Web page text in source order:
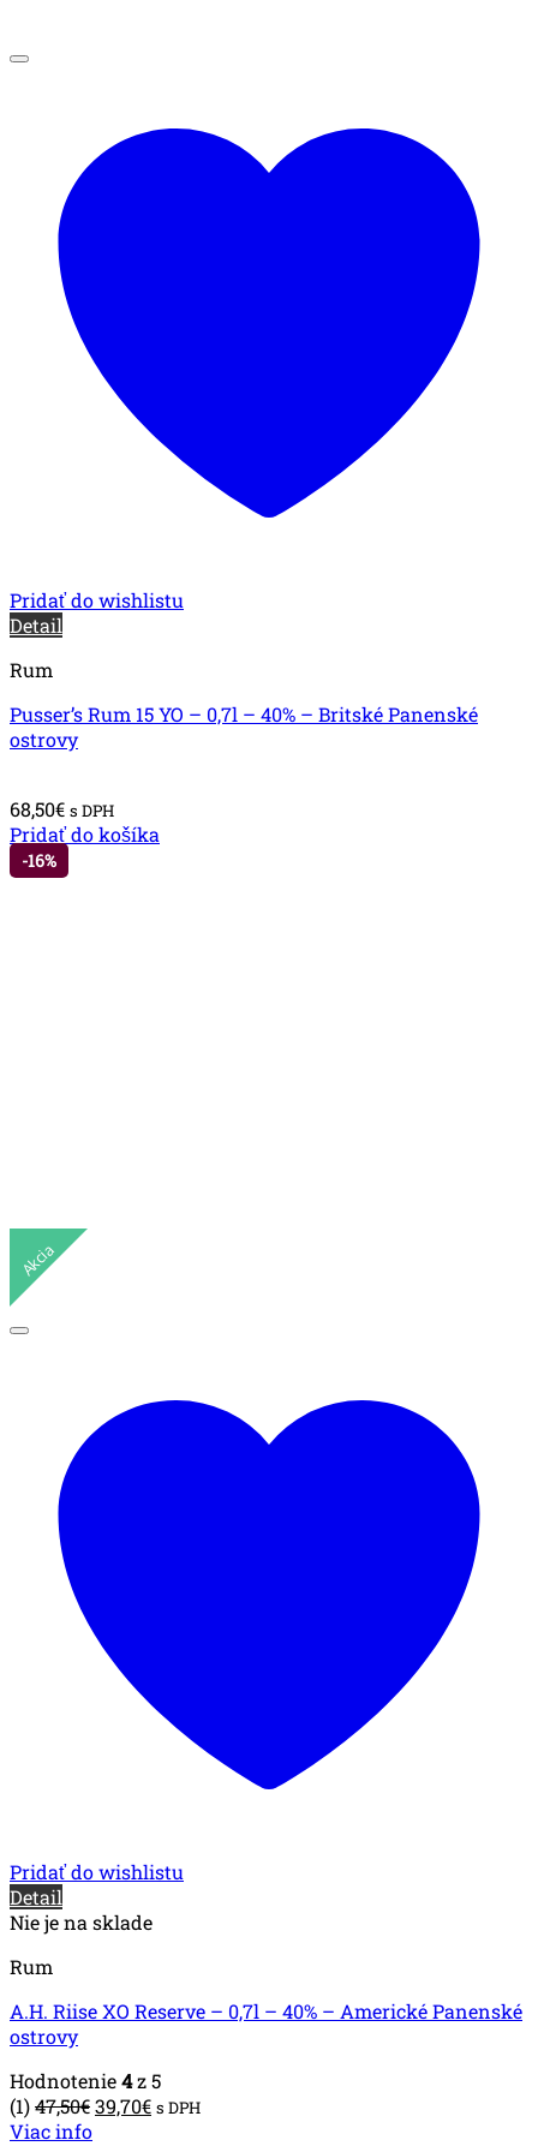
Pridať do wishlistu
Detail
Rum
Pusser’s Rum 15 YO – 0,7l – 40% – Britské Panenské
ostrovy
68,50€ s DPH
Pridať do košíka
-16%
Akcia
Pridať do wishlistu
Detail
Nie je na sklade
Rum
A.H. Riise XO Reserve – 0,7l – 40% – Americké Panenské
ostrovy
Hodnotenie4z 5
(1)47,50€Pôvodná
39,70€Aktuálna
s DPH
Viac info